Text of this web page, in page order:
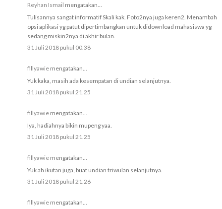
Reyhan Ismail mengatakan...
Tulisannya sangat informatif Skali kak. Foto2nya juga keren2. Menambah
opsi aplikasi yg patut dipertimbangkan untuk didownload mahasiswa yg
sedang miskin2nya di akhir bulan.
31 Juli 2018 pukul 00.38
fillyawie mengatakan...
Yuk kaka, masih ada kesempatan di undian selanjutnya.
31 Juli 2018 pukul 21.25
fillyawie mengatakan...
Iya, hadiahnya bikin mupeng yaa.
31 Juli 2018 pukul 21.25
fillyawie mengatakan...
Yuk ah ikutan juga, buat undian triwulan selanjutnya.
31 Juli 2018 pukul 21.26
fillyawie mengatakan...